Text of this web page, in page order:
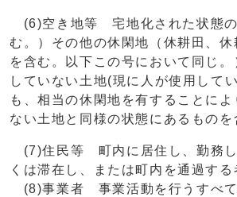
(6)空き地等 宅地化された状態の
む。）その他の休閑地（休耕田、
を含む。以下この号において同じ。
していない土地(現に人が使用して
も、相当の休閑地を有することに
ない土地と同様の状態にあるものを
(7)住民等 町内に居住し、勤務し
くは滞在し、または町内を通過する
(8)事業者 事業活動を行うすべて